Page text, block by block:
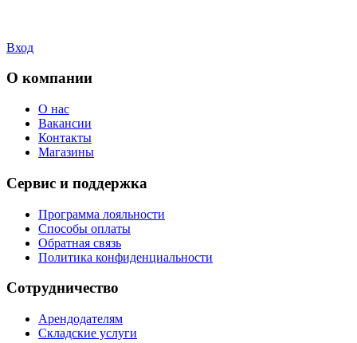
Вход
О компании
О нас
Вакансии
Контакты
Магазины
Сервис и поддержка
Программа лояльности
Способы оплаты
Обратная связь
Политика конфиденциальности
Сотрудничество
Арендодателям
Складские услуги